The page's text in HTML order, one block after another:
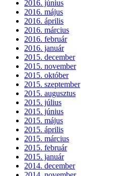
2016. június
2016. május
2016. április
2016. március
2016. február
2016. január
2015. december
2015. november
2015. október
2015. szeptember
2015. augusztus
2015. július
2015. június
2015. május
2015. április
2015. március
2015. február
2015. január
2014. december